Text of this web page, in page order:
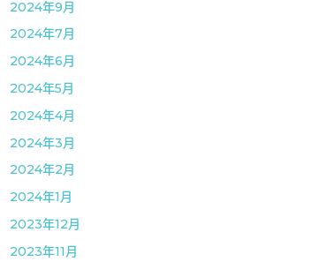
2024年9月
2024年7月
2024年6月
2024年5月
2024年4月
2024年3月
2024年2月
2024年1月
2023年12月
2023年11月